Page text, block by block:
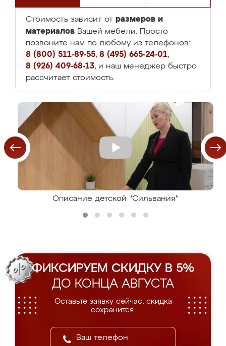
Стоимость зависит от размеров и
материалов Вашей мебели. Просто
позвоните нам по любому из телефонов:
8 (800) 511-89-55, 8 (495) 665-24-01,
8 (926) 409-68-13, и наш менеджер быстро
рассчитает стоимость.
Описание детской "Сильвания"
ФИКСИРУЕМ СКИДКУ В 5%
ДО КОНЦА АВГУСТА
Оставьте заявку сейчас, скидка
сохранится.